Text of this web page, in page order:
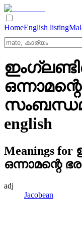
HomeEnglish listing
english
Meanings for
ഒന്നാമന്റെ
adj
Jacobean